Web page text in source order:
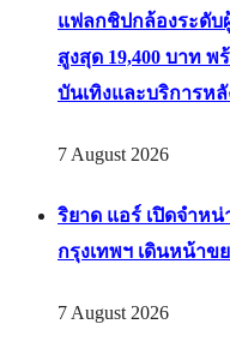
แฟลกชิปกล้องระดับ
สูงสุด 19,400 บาท
บันเทิงและบริการห
7 August 2026
ริยาด แอร์ เปิดจำห
กรุงเทพฯ เดินหน้าข
7 August 2026